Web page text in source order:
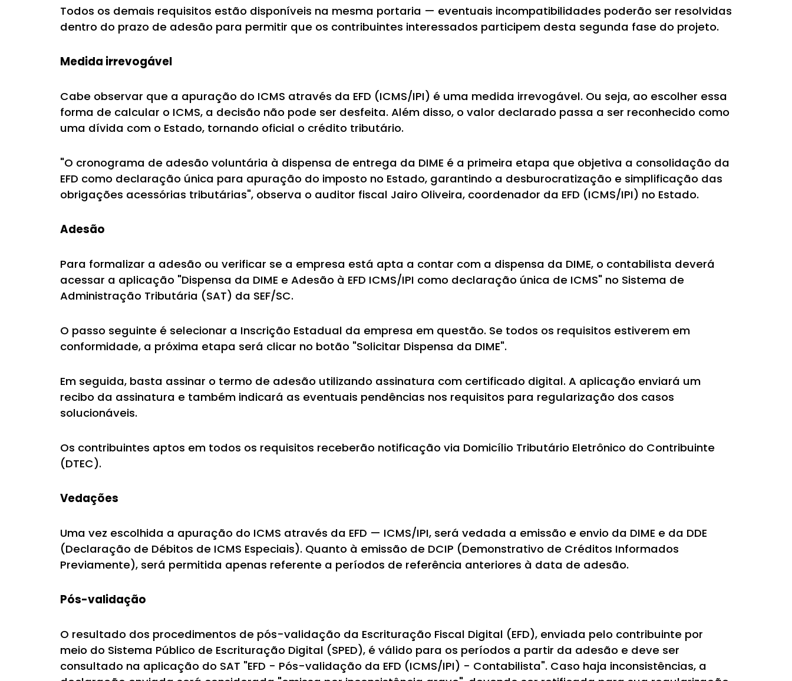
Todos os demais requisitos estão disponíveis na mesma portaria — eventuais incompatibilidades poderão ser resolvidas
dentro do prazo de adesão para permitir que os contribuintes interessados participem desta segunda fase do projeto.
Medida irrevogável
Cabe observar que a apuração do ICMS através da EFD (ICMS/IPI) é uma medida irrevogável. Ou seja, ao escolher essa
forma de calcular o ICMS, a decisão não pode ser desfeita. Além disso, o valor declarado passa a ser reconhecido como
uma dívida com o Estado, tornando oficial o crédito tributário.
"O cronograma de adesão voluntária à dispensa de entrega da DIME é a primeira etapa que objetiva a consolidação da
EFD como declaração única para apuração do imposto no Estado, garantindo a desburocratização e simplificação das
obrigações acessórias tributárias", observa o auditor fiscal Jairo Oliveira, coordenador da EFD (ICMS/IPI) no Estado.
Adesão
Para formalizar a adesão ou verificar se a empresa está apta a contar com a dispensa da DIME, o contabilista deverá
acessar a aplicação "Dispensa da DIME e Adesão à EFD ICMS/IPI como declaração única de ICMS" no Sistema de
Administração Tributária (SAT) da SEF/SC.
O passo seguinte é selecionar a Inscrição Estadual da empresa em questão. Se todos os requisitos estiverem em
conformidade, a próxima etapa será clicar no botão "Solicitar Dispensa da DIME".
Em seguida, basta assinar o termo de adesão utilizando assinatura com certificado digital. A aplicação enviará um
recibo da assinatura e também indicará as eventuais pendências nos requisitos para regularização dos casos
solucionáveis.
Os contribuintes aptos em todos os requisitos receberão notificação via Domicílio Tributário Eletrônico do Contribuinte
(DTEC).
Vedações
Uma vez escolhida a apuração do ICMS através da EFD — ICMS/IPI, será vedada a emissão e envio da DIME e da DDE
(Declaração de Débitos de ICMS Especiais). Quanto à emissão de DCIP (Demonstrativo de Créditos Informados
Previamente), será permitida apenas referente a períodos de referência anteriores à data de adesão.
Pós-validação
O resultado dos procedimentos de pós-validação da Escrituração Fiscal Digital (EFD), enviada pelo contribuinte por
meio do Sistema Público de Escrituração Digital (SPED), é válido para os períodos a partir da adesão e deve ser
consultado na aplicação do SAT "EFD - Pós-validação da EFD (ICMS/IPI) - Contabilista". Caso haja inconsistências, a